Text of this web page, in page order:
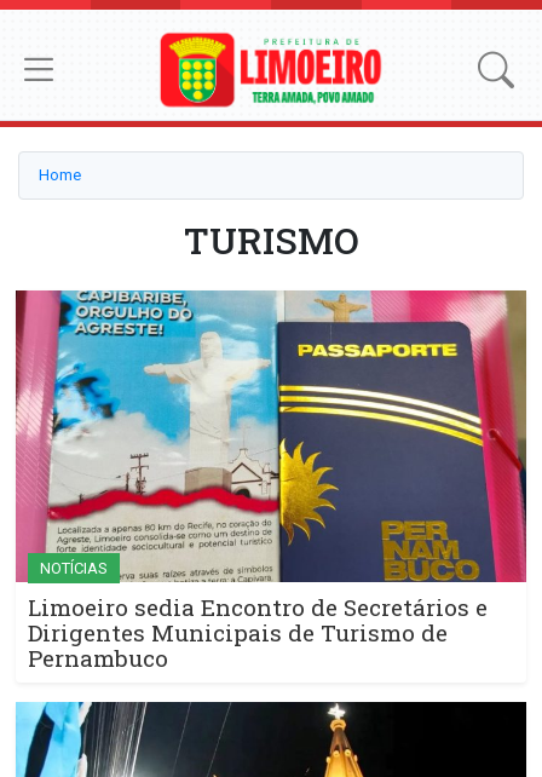
Home
TURISMO
NOTÍCIAS
Limoeiro sedia Encontro de Secretários e
Dirigentes Municipais de Turismo de
Pernambuco